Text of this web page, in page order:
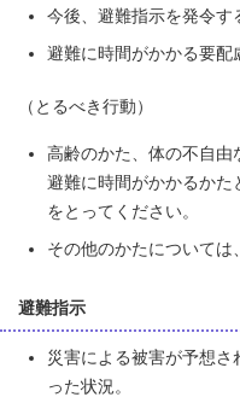
今後、避難指示を発令す
避難に時間がかかる要配
（とるべき行動）
高齢のかた、体の不自由
避難に時間がかかるかた
をとってください。
その他のかたについては
避難指示
災害による被害が予想さ
った状況。